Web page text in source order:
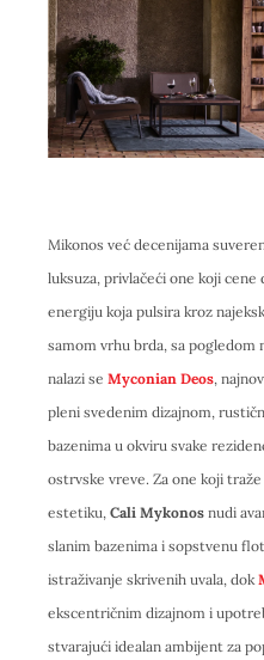
Mikonos već decenijama
luksuza, privlačeći one koji
energiju koja pulsira kroz
samom vrhu brda, sa pogledom
nalazi se Myconian Deos,
pleni svedenim dizajnom,
bazenima u okviru svake
ostrvske vreve. Za one koji
estetiku, Cali Mykonos nudi
slanim bazenima i sopstvenu
istraživanje skrivenih uvala, dok
ekscentričnim dizajnom i
stvarajući idealan ambijent za